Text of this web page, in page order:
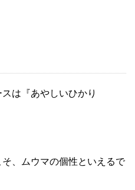
は『あやしいひかり
、ムウマの個性といえるで